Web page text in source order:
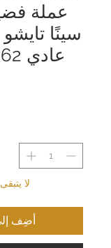
عادي PCGS MS 62
لا
أضِف